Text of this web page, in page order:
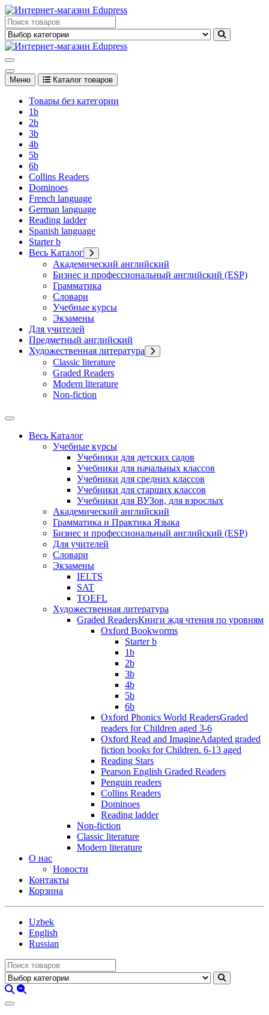
Перейти
к
содержимому
Edupress Uzbekistan, Edupress Узбекистан, книги, учебники на
английском языке
английском языке
Меню Каталог товаров
Товары без категории
1b
2b
3b
4b
5b
6b
Collins Readers
Dominoes
French language
German language
Reading ladder
Spanish language
Starter b
Весь Каталог
Академический английский
Бизнес и профессиональный английский (ESP)
Грамматика
Словари
Учебные курсы
Экзамены
Для учителей
Предметный английский
Художественная литература
Classic literature
Graded Readers
Modern literature
Non-fiction
Весь Каталог
Учебные курсы
Учебники для детских садов
Учебники для начальных классов
Учебники для средних классов
Учебники для старших классов
Учебники для ВУЗов, для взрослых
Академический английский
Грамматика и Практика Языка
Бизнес и профессиональный английский (ESP)
Для учителей
Словари
Экзамены
IELTS
SAT
TOEFL
Художественная литература
Graded ReadersКниги ждя чтения по уровням
Oxford Bookworms
Starter b
1b
2b
3b
4b
5b
6b
Oxford Phonics World ReadersGraded
readers for Children aged 3-6
Oxford Read and ImagineAdapted graded
fiction books for Children. 6-13 aged
Reading Stars
Pearson English Graded Readers
Penguin readers
Collins Readers
Dominoes
Reading ladder
Non-fiction
Classic literature
Modern literature
О нас
Новости
Контакты
Корзина
Uzbek
English
Russian